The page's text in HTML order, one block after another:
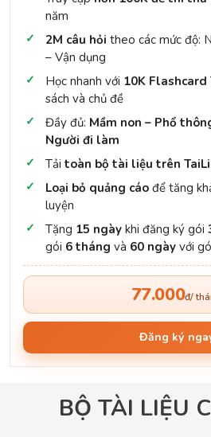
năm
2M câu hỏi theo các mức độ:
– Vận dụng
Học nhanh với 10K Flashcard
sách và chủ đề
Đầy đủ: Mầm non – Phổ
Người đi làm
Tải toàn bộ tài liệu trên
Loại bỏ quảng cáo để tăng
luyện
Tặng 15 ngày khi đăng ký gói
gói 6 tháng và 60 ngày với
77.000đ/
Đăng ký
BỘ TÀI LIỆU